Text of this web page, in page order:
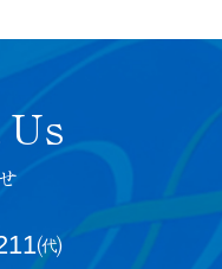
㈹